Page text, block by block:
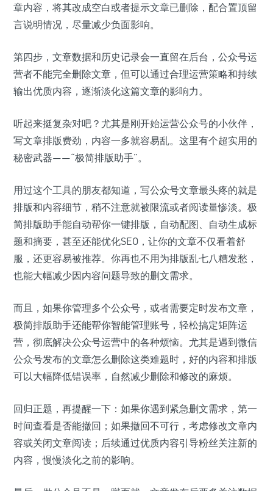
章内容，将其改成空白或者提示文章已删除，配合置顶留
言说明情况，尽量减少负面影响。
第四步，文章数据和历史记录会一直留在后台，公众号运
营者不能完全删除文章，但可以通过合理运营策略和持续
输出优质内容，逐渐淡化这篇文章的影响力。
听起来挺复杂对吧？尤其是刚开始运营公众号的小伙伴，
写文章排版费劲，内容一多就容易乱。这里有个超实用的
秘密武器——“极简排版助手”。
用过这个工具的朋友都知道，写公众号文章最头疼的就是
排版和内容细节，稍不注意就被限流或者阅读量惨淡。极
简排版助手能自动帮你一键排版，自动配图、自动生成标
题和摘要，甚至还能优化SEO，让你的文章不仅看着舒
服，还更容易被推荐。你再也不用为排版乱七八糟发愁，
也能大幅减少因内容问题导致的删文需求。
而且，如果你管理多个公众号，或者需要定时发布文章，
极简排版助手还能帮你智能管理账号，轻松搞定矩阵运
营，彻底解决公众号运营中的各种烦恼。尤其是遇到微信
公众号发布的文章怎么删除这类难题时，好的内容和排版
可以大幅降低错误率，自然减少删除和修改的麻烦。
回归正题，再提醒一下：如果你遇到紧急删文需求，第一
时间查看是否能撤回；如果撤回不可行，考虑修改文章内
容或关闭文章阅读；后续通过优质内容引导粉丝关注新的
内容，慢慢淡化之前的影响。